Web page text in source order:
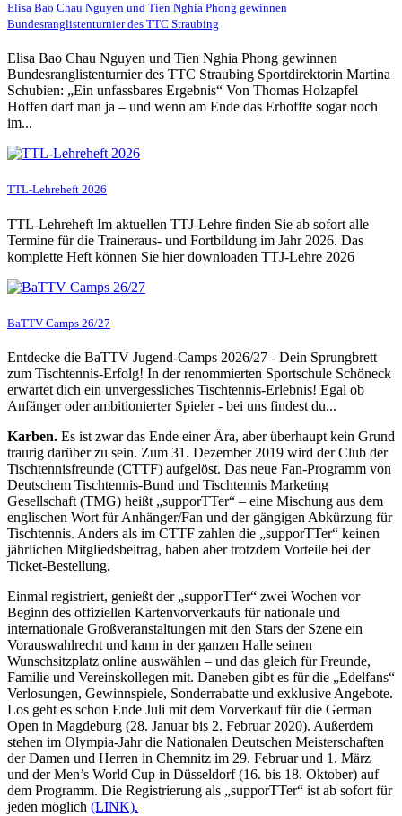
Elisa Bao Chau Nguyen und Tien Nghia Phong gewinnen
Bundesranglistenturnier des TTC Straubing
Elisa Bao Chau Nguyen und Tien Nghia Phong gewinnen
Bundesranglistenturnier des TTC Straubing Sportdirektorin Martina
Schubien: „Ein unfassbares Ergebnis“ Von Thomas Holzapfel
Hoffen darf man ja – und wenn am Ende das Erhoffte sogar noch
im...
TTL-Lehreheft 2026
TTL-Lehreheft Im aktuellen TTJ-Lehre finden Sie ab sofort alle
Termine für die Traineraus- und Fortbildung im Jahr 2026. Das
komplette Heft können Sie hier downloaden TTJ-Lehre 2026
BaTTV Camps 26/27
Entdecke die BaTTV Jugend-Camps 2026/27 - Dein Sprungbrett
zum Tischtennis-Erfolg! In der renommierten Sportschule Schöneck
erwartet dich ein unvergessliches Tischtennis-Erlebnis! Egal ob
Anfänger oder ambitionierter Spieler - bei uns findest du...
Karben. Es ist zwar das Ende einer Ära, aber überhaupt kein Grund
traurig darüber zu sein. Zum 31. Dezember 2019 wird der Club der
Tischtennisfreunde (CTTF) aufgelöst. Das neue Fan-Programm von
Deutschem Tischtennis-Bund und Tischtennis Marketing
Gesellschaft (TMG) heißt „supporTTer“ – eine Mischung aus dem
englischen Wort für Anhänger/Fan und der gängigen Abkürzung für
Tischtennis. Anders als im CTTF zahlen die „supporTTer“ keinen
jährlichen Mitgliedsbeitrag, haben aber trotzdem Vorteile bei der
Ticket-Bestellung.
Einmal registriert, genießt der „supporTTer“ zwei Wochen vor
Beginn des offiziellen Kartenvorverkaufs für nationale und
internationale Großveranstaltungen mit den Stars der Szene ein
Vorauswahlrecht und kann in der ganzen Halle seinen
Wunschsitzplatz online auswählen – und das gleich für Freunde,
Familie und Vereinskollegen mit. Daneben gibt es für die „Edelfans“
Verlosungen, Gewinnspiele, Sonderrabatte und exklusive Angebote.
Los geht es schon Ende Juli mit dem Vorverkauf für die German
Open in Magdeburg (28. Januar bis 2. Februar 2020). Außerdem
stehen im Olympia-Jahr die Nationalen Deutschen Meisterschaften
der Damen und Herren in Chemnitz im 29. Februar und 1. März
und der Men’s World Cup in Düsseldorf (16. bis 18. Oktober) auf
dem Programm. Die Registrierung als „supporTTer“ ist ab sofort für
jeden möglich (LINK).